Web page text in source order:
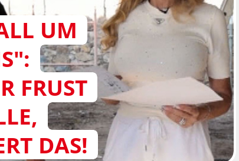
UM
FRUST
DAS!